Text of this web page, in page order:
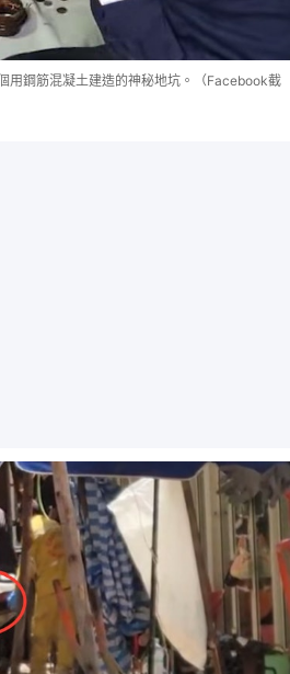
用鋼筋混凝土建造的神秘地坑。（Facebook截